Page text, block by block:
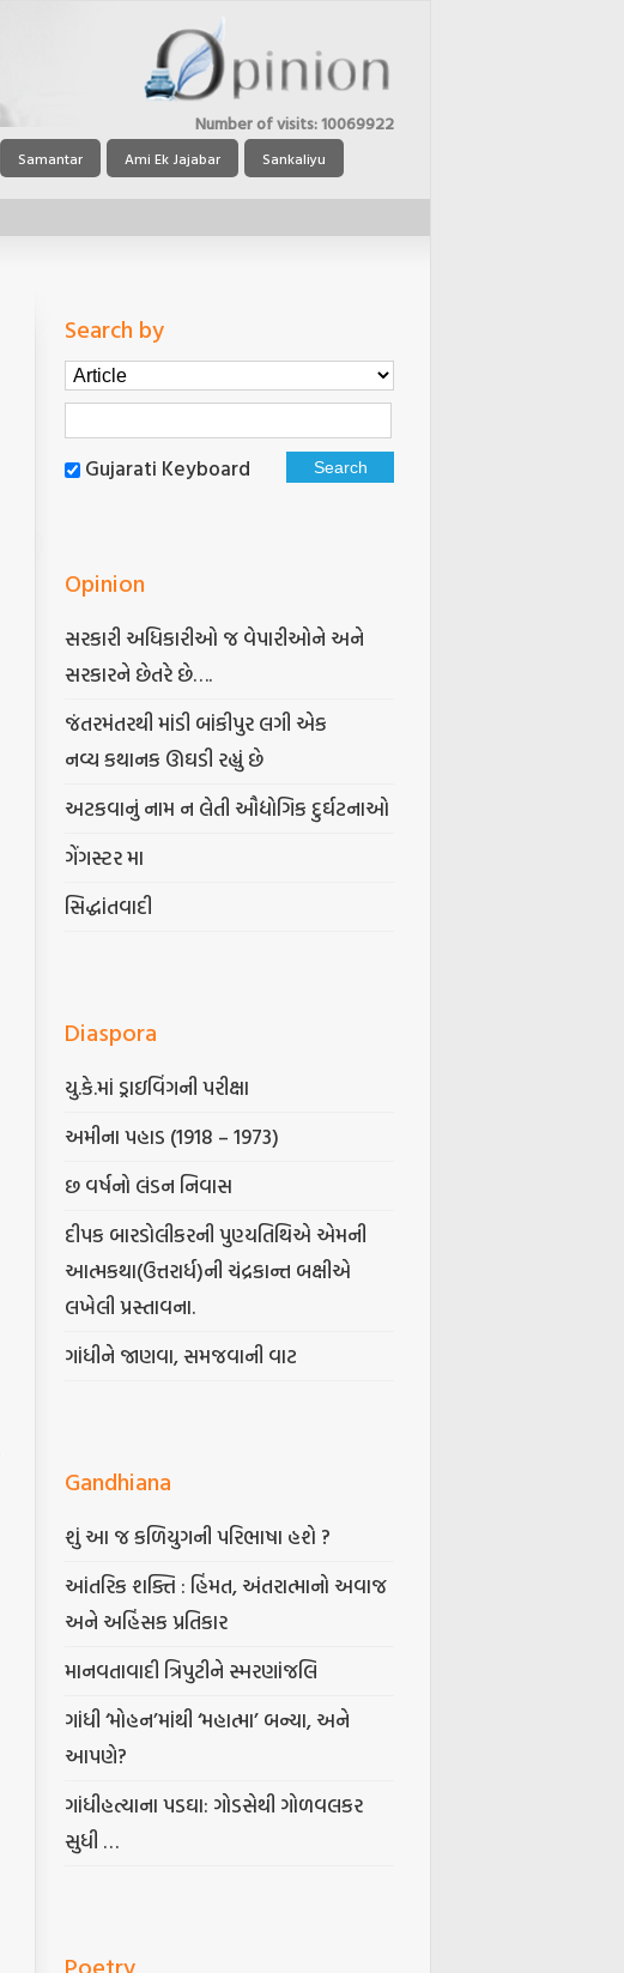
Number of visits:10069922
Samantar Ami Ek Jajabar Sankaliyu
Search by
Gujarati Keyboard
Opinion
સરકારી અધિકારીઓ જ વેપારીઓને અને
સરકારને છેતરે છે….
જંતરમંતરથી માંડી બાંકીપુર લગી એક
નવ્ય કથાનક ઊઘડી રહ્યું છે
અટકવાનું નામ ન લેતી ઔદ્યોગિક દુર્ઘટનાઓ
ગેંગસ્ટર મા
સિદ્ધાંતવાદી
Diaspora
યુ.કે.માં ડ્રાઇવિંગની પરીક્ષા
અમીના પહાડ (1918 – 1973)
છ વર્ષનો લંડન નિવાસ
દીપક બારડોલીકરની પુણ્યતિથિએ એમની
આત્મકથા(ઉત્તરાર્ધ)ની ચંદ્રકાન્ત બક્ષીએ
લખેલી પ્રસ્તાવના.
ગાંધીને જાણવા, સમજવાની વાટ
Gandhiana
શું આ જ કળિયુગની પરિભાષા હશે ?
આંતરિક શક્તિ : હિંમત, અંતરાત્માનો અવાજ
અને અહિંસક પ્રતિકાર
માનવતાવાદી ત્રિપુટીને સ્મરણાંજલિ
ગાંધી ‘મોહન’માંથી ‘મહાત્મા’ બન્યા, અને
આપણે?
ગાંધીહત્યાના પડઘા: ગોડસેથી ગોળવલકર
સુધી …
Poetry